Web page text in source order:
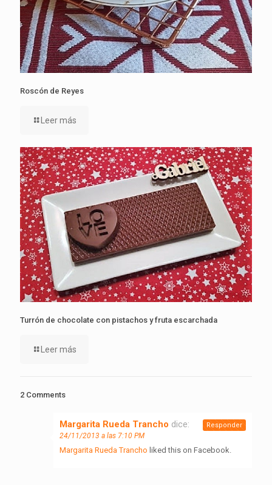
Roscón de Reyes
Leer más
Turrón de chocolate con pistachos y fruta escarchada
Leer más
2 Comments
Margarita Rueda Trancho dice:
24/11/2013 a las 7:10 PM
Margarita Rueda Trancho liked this on Facebook.
Responder